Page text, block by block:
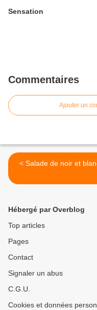
Sensation
Commentaires
Ajouter un
< Salade de noir et
Hébergé par Overblog
Top articles
Pages
Contact
Signaler un abus
C.G.U.
Cookies et données